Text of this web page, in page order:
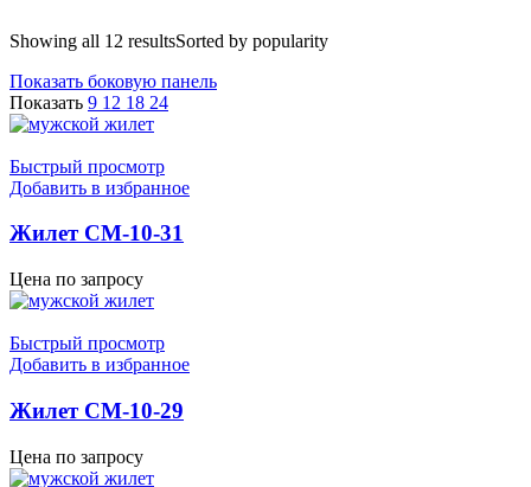
Showing all 12 resultsSorted by popularity
Показать боковую панель
Показать 9 12 18 24
Быстрый просмотр
Добавить в избранное
Жилет СМ-10-31
Цена по запросу
Быстрый просмотр
Добавить в избранное
Жилет СМ-10-29
Цена по запросу